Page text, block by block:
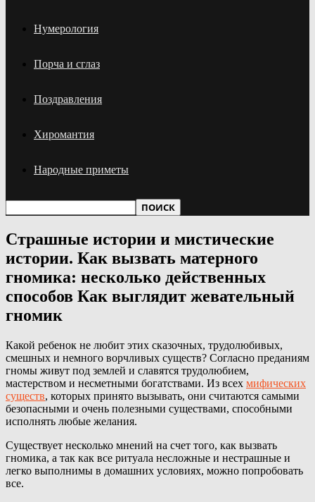
Нумерология
Порча и сглаз
Поздравления
Хиромантия
Народные приметы
Страшные истории и мистические
истории. Как вызвать матерного
гномика: несколько действенных
способов Как выглядит жевательный
гномик
Какой ребенок не любит этих сказочных, трудолюбивых,
смешных и немного ворчливых существ? Согласно преданиям
гномы живут под землей и славятся трудолюбием,
мастерством и несметными богатствами. Из всех мифических
существ, которых принято вызывать, они считаются самыми
безопасными и очень полезными существами, способными
исполнять любые желания.
Существует несколько мнений на счет того, как вызвать
гномика, а так как все ритуала несложные и нестрашные и
легко выполнимы в домашних условиях, можно попробовать
все.